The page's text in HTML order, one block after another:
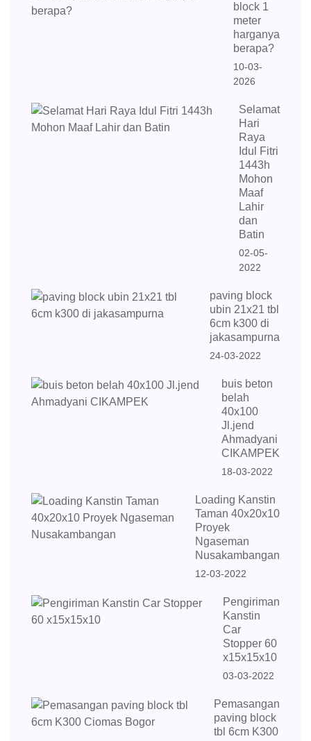
block 1
meter
harganya
berapa?
10-03-
2026
Selamat
Hari
Raya
Idul Fitri
1443h
Mohon
Maaf
Lahir
dan
Batin
02-05-
2022
paving block
ubin 21x21 tbl
6cm k300 di
jakasampurna
24-03-2022
buis beton
belah
40x100
Jl.jend
Ahmadyani
CIKAMPEK
18-03-2022
Loading Kanstin
Taman 40x20x10
Proyek
Ngaseman
Nusakambangan
12-03-2022
Pengiriman
Kanstin
Car
Stopper 60
x15x15x10
03-03-2022
Pemasangan
paving block
tbl 6cm K300